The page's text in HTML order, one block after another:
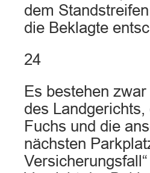
dem
die Beklagte
24
Es bestehen
des
Fuchs und die
nächsten